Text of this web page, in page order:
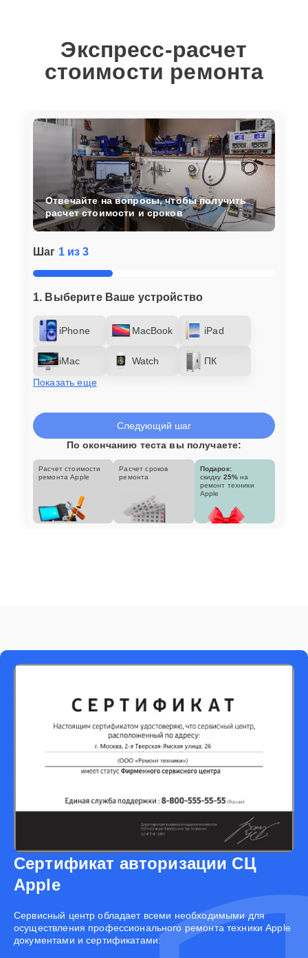
Экспресс-расчет
стоимости ремонта
Шаг 1 из 3
1. Выберите Ваше устройство
iPhone MacBook iPad
iMac Watch
ПК
Показать еще
Отвечайте на вопросы, чтобы получить
расчет стоимости и сроков
Следующий шаг
По окончанию теста вы получаете:
Расчет стоимости
ремонта Apple
Расчет сроков
ремонта
Подарок:
скидку 25% на
ремонт техники
Apple
Сертификат авторизации СЦ
Apple
Cервисный центр обладает всеми необходимыми для
осуществления профессионального ремонта техники Apple
документами и сертификатами: